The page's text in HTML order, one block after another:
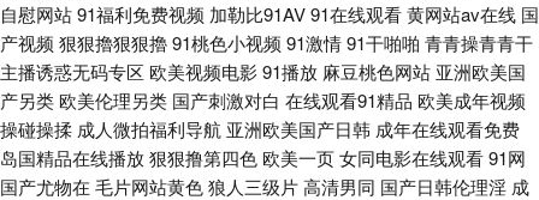
自慰网站91福利免费视频 加勒比91AV91在线观看黄网站av在线 国
产视频 狠狠擼狠狠擼91桃色小视频 91激情91干啪啪 青青操青青干
主播诱惑无码专区 欧美视频电影91播放 麻豆桃色网站 亚洲欧美国
产另类 欧美伦理另类 国产刺激对白 在线观看91精品 欧美成年视频
操碰操揉 成人微拍福利导航 亚洲欧美国产日韩 成年在线观看免费
岛国精品在线播放狠狠撸第四色 欧美一页女同电影在线观看91网
国产尤物在 毛片网站黄色狼人三级片高清男同 国产日韩伦理淫 成